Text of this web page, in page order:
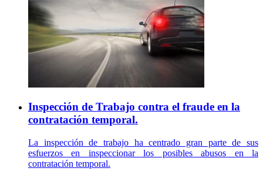
Inspección de Trabajo contra el fraude en la
contratación temporal.
La inspección de trabajo ha centrado gran parte de sus
esfuerzos en inspeccionar los posibles abusos en la
contratación temporal.